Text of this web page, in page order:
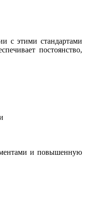
с этими стандартами
постоянство,
и повышенную